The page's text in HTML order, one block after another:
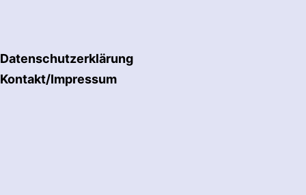
Datenschutzerklärung
Kontakt/Impressum